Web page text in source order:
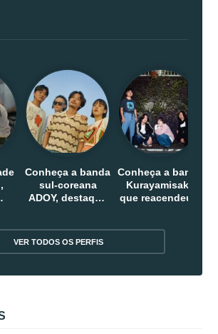
Conheça a banda
sul-coreana
ADOY, destaque
Conheça a banda
Kurayamisaka
que reacendeu o
VER TODOS OS PERFIS